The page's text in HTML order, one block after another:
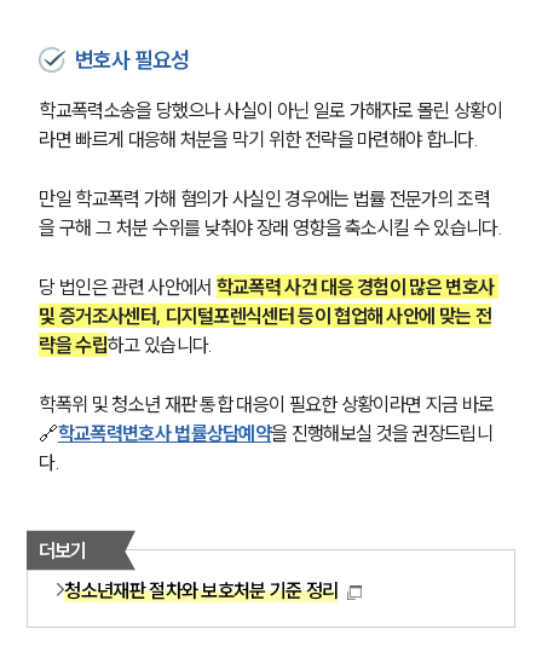
사례분석/최신동향
법률지식인
고객후기
업무분야
전체
구성원 소개
학교폭력전문변호사
공지사항
법률 블로그
법률서식
뉴스레터/브로슈어
변호사 필요성
학교폭력소송을 당했으나 사실이 아닌 일로 가해자로 몰린 상황이
라면 빠르게 대응해 처분을 막기 위한 전략을 마련해야 합니다.
만일 학교폭력 가해 혐의가 사실인 경우에는 법률 전문가의 조력
을 구해 그 처분 수위를 낮춰야 장래 영향을 축소시킬 수 있습니다.
당 법인은 관련 사안에서 학교폭력 사건 대응 경험이 많은 변호사
및 증거조사센터, 디지털포렌식센터 등이 협업해 사안에 맞는 전
략을 수립하고 있습니다.
학폭위 및 청소년 재판 통합 대응이 필요한 상황이라면 지금 바로
🔗학교폭력변호사 법률상담예약을 진행해보실 것을 권장드립니
다.
더보기
청소년재판 절차와 보호처분 기준 정리